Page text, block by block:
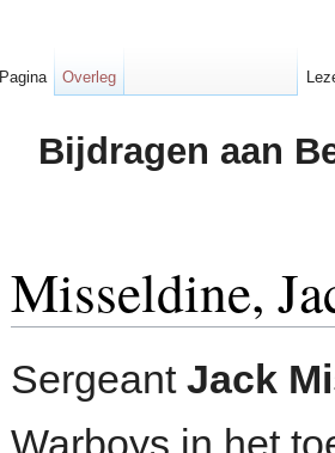
Bijdragen aan
Misseldine,
Sergeant Jack
Warboys in het
Pagina Overleg